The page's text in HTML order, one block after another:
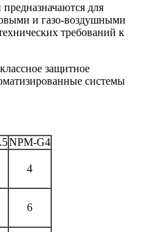
для
и газо-воздушными
требований к
защитное
системы
NPM-G4
4
6